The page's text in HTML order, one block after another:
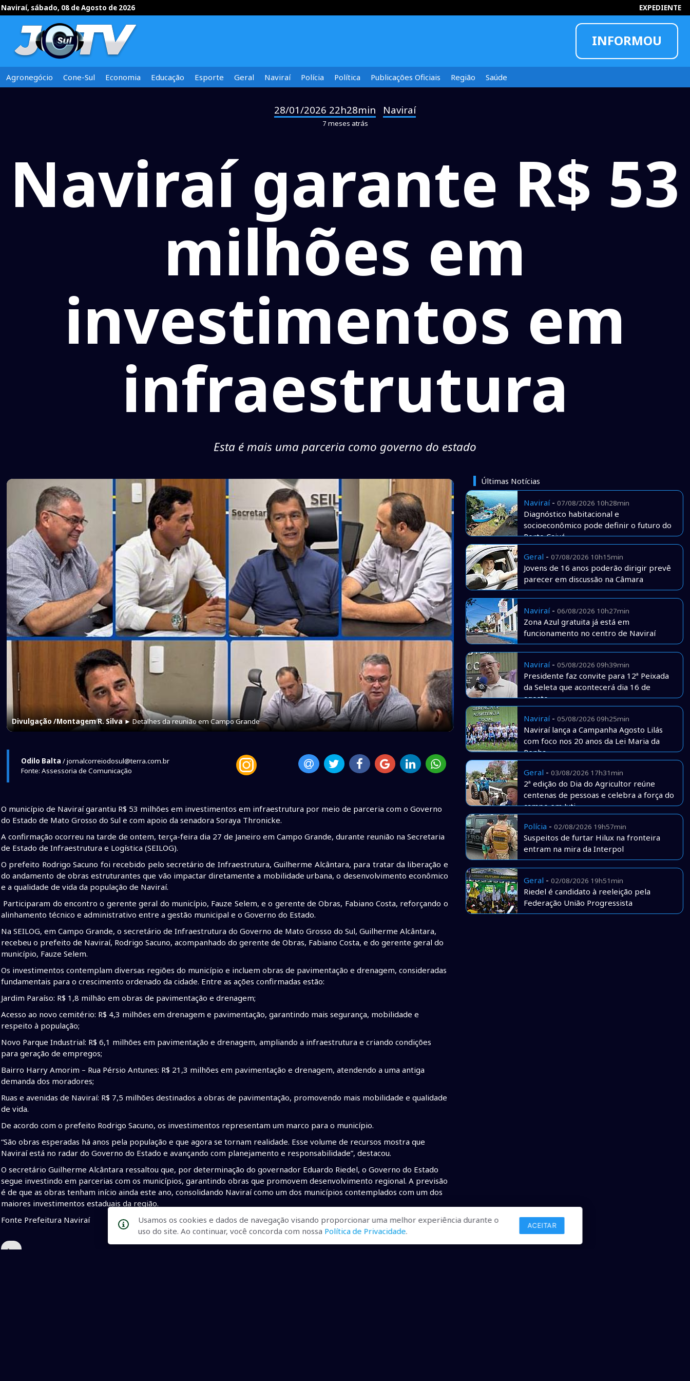
Naviraí, sábado, 08 de Agosto de 2026 EXPEDIENTE
INFORMOU
Agronegócio Cone-Sul Economia Educação Esporte Geral Naviraí Polícia Política Publicações Oficiais Região Saúde
28/01/2026 22h28min Naviraí
7 meses atrás
Naviraí garante R$ 53
milhões em
investimentos em
infraestrutura
Esta é mais uma parceria como governo do estado
Divulgação /Montagem R. Silva► Detalhes da reunião em Campo Grande
Odilo Balta / jornalcorreiodosul@terra.com.br
Fonte: Assessoria de Comunicação
O município de Naviraí garantiu R$ 53 milhões em investimentos em infraestrutura por meio de parceria com o Governo
do Estado de Mato Grosso do Sul e com apoio da senadora Soraya Thronicke.
A confirmação ocorreu na tarde de ontem, terça-feira dia 27 de Janeiro em Campo Grande, durante reunião na Secretaria
de Estado de Infraestrutura e Logística (SEILOG).
O prefeito Rodrigo Sacuno foi recebido pelo secretário de Infraestrutura, Guilherme Alcântara, para tratar da liberação e
do andamento de obras estruturantes que vão impactar diretamente a mobilidade urbana, o desenvolvimento econômico
e a qualidade de vida da população de Naviraí.
Participaram do encontro o gerente geral do município, Fauze Selem, e o gerente de Obras, Fabiano Costa, reforçando o
alinhamento técnico e administrativo entre a gestão municipal e o Governo do Estado.
Na SEILOG, em Campo Grande, o secretário de Infraestrutura do Governo de Mato Grosso do Sul, Guilherme Alcântara,
recebeu o prefeito de Naviraí, Rodrigo Sacuno, acompanhado do gerente de Obras, Fabiano Costa, e do gerente geral do
município, Fauze Selem.
Os investimentos contemplam diversas regiões do município e incluem obras de pavimentação e drenagem, consideradas
fundamentais para o crescimento ordenado da cidade. Entre as ações confirmadas estão:
Jardim Paraíso: R$ 1,8 milhão em obras de pavimentação e drenagem;
Acesso ao novo cemitério: R$ 4,3 milhões em drenagem e pavimentação, garantindo mais segurança, mobilidade e
respeito à população;
Novo Parque Industrial: R$ 6,1 milhões em pavimentação e drenagem, ampliando a infraestrutura e criando condições
para geração de empregos;
Bairro Harry Amorim – Rua Pérsio Antunes: R$ 21,3 milhões em pavimentação e drenagem, atendendo a uma antiga
demanda dos moradores;
Ruas e avenidas de Naviraí: R$ 7,5 milhões destinados a obras de pavimentação, promovendo mais mobilidade e qualidade
de vida.
De acordo com o prefeito Rodrigo Sacuno, os investimentos representam um marco para o município.
“São obras esperadas há anos pela população e que agora se tornam realidade. Esse volume de recursos mostra que
Naviraí está no radar do Governo do Estado e avançando com planejamento e responsabilidade”, destacou.
O secretário Guilherme Alcântara ressaltou que, por determinação do governador Eduardo Riedel, o Governo do Estado
segue investindo em parcerias com os municípios, garantindo obras que promovem desenvolvimento regional. A previsão
é de que as obras tenham início ainda este ano, consolidando Naviraí como um dos municípios contemplados com um dos
maiores investimentos estaduais da região.
Fonte Prefeitura Naviraí
•
Últimas Notícias
Naviraí- 07/08/2026 10h28min
Diagnóstico habitacional e
socioeconômico pode definir o futuro do
Porto Caiuá
Geral - 07/08/2026 10h15min
Jovens de 16 anos poderão dirigir prevê
parecer em discussão na Câmara
Naviraí- 06/08/2026 10h27min
Zona Azul gratuita já está em
funcionamento no centro de Naviraí
Naviraí- 05/08/2026 09h39min
Presidente faz convite para 12ª Peixada
da Seleta que acontecerá dia 16 de
agosto
Naviraí- 05/08/2026 09h25min
Naviraí lança a Campanha Agosto Lilás
com foco nos 20 anos da Lei Maria da
Penha
Geral - 03/08/2026 17h31min
2ª edição do Dia do Agricultor reúne
centenas de pessoas e celebra a força do
campo em Juti
Polícia - 02/08/2026 19h57min
Suspeitos de furtar Hilux na fronteira
entram na mira da Interpol
Geral - 02/08/2026 19h51min
Riedel é candidato à reeleição pela
Federação União Progressista
Usamos os cookies e dados de navegação visando proporcionar uma melhor experiência durante o
uso do site. Ao continuar, você concorda com nossa Política de Privacidade.
ACEITAR